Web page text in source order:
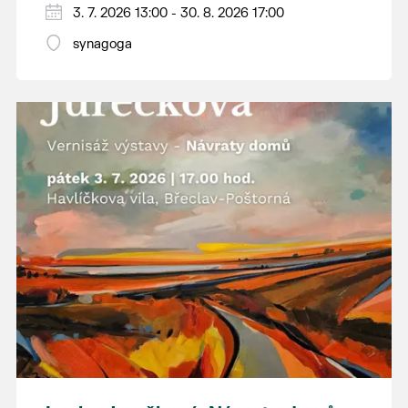
jižního Pomoraví. Jeho obrazy zachycují
místa, která možná dobře znáte z vlastních
3. 7. 2026 13:00 - 30. 8. 2026 17:00
synagoga